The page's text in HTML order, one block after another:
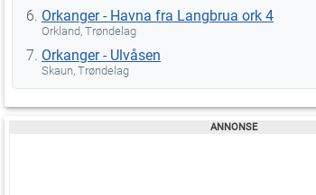
Orkanger - Havna fra Langbrua ork 4
Orkland, Trøndelag
Orkanger - Ulvåsen
Skaun, Trøndelag